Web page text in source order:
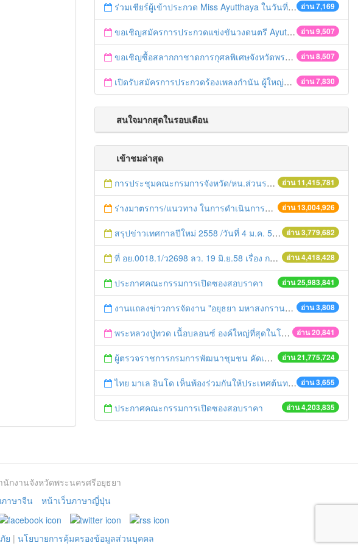
อ่าน 7,169
ร่วมเชียร์ผู้เข้าประกวด Miss Ayutthaya ในวันที่ 15 ธันวาคม 2560
อ่าน 9,507
ขอเชิญสมัครการประกวดแข่งขันวงดนตรี Ayutthaya battle of the bands
อ่าน 8,507
ขอเชิญซื้อสลากกาชาดการกุศลพิเศษจังหวัดพระนครศรีอยุธยา 2560
อ่าน 7,830
เปิดรับสมัครการประกวดร้องเพลงกำนัน ผู้ใหญ่บ้าน ฯลฯ
สนใจมากสุดในรอบเดือน
เข้าชมล่าสุด
อ่าน 11,415,781
การประชุมคณะกรมการจังหวัด/หน.ส่วนราชการประจำเดือน มิถุนายน 2558
อ่าน 13,004,926
ร่างมาตรการ/แนวทาง ในการดำเนินการประกอบการตรวจราชการแบบบูรณาการ
อ่าน 3,779,682
สรุปข่าวเทศกาลปีใหม่ 2558 /วันที่ 4 ม.ค. 58
อ่าน 4,418,428
ที่ อย.0018.1/ว2698 ลว. 19 มิ.ย.58 เรื่อง การแก้ไขปัญหาหนี้สินให้แก่เกษตรกร
อ่าน 25,983,841
ประกาศคณะกรรมการเปิดซองสอบราคา
อ่าน 3,808
งานแถลงข่าวการจัดงาน "อยุธยา มหาสงกรานต์ สืบสานวิถีไทย" ประจำปี 2558
อ่าน 20,841
พระหลวงปู่ทวด เนื้อบลอนซ์ องค์ใหญ่ที่สุดในโลก ณ จังหวัดอยุธยา
อ่าน 21,775,724
ผู้ตรวจราชการกรมการพัฒนาชุมชน คัดเลือกข้าราชการและลูกจ้างดีเด่น และหน่วยงานพัฒนาชุมชนใสสะอาด ประจำปี ๒๕๕๔
อ่าน 3,655
ไทย มาเล อินโด เห็นพ้องร่วมกันให้ประเทศต้นทางทางผ่านและปลายทาง ร่วมกันแก้ไขปัญหาโรฮิงจา
อ่าน 4,203,835
ประกาศคณะกรรมการเปิดซองสอบราคา
กงานจังหวัดพระนครศรีอยุธยา
าษาจีน
หน้าเว็บภาษาญี่ปุ่น
ย | นโยบายการคุ้มครองข้อมูลส่วนบุคคล